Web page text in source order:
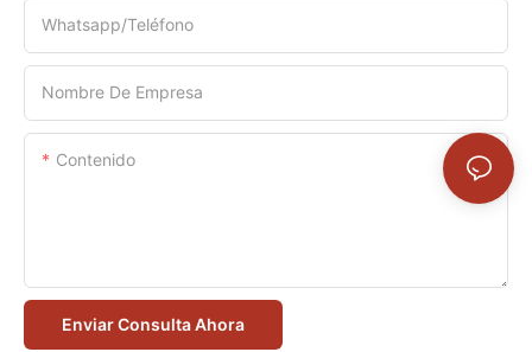
Whatsapp/Teléfono
Nombre De Empresa
Contenido
Enviar Consulta Ahora